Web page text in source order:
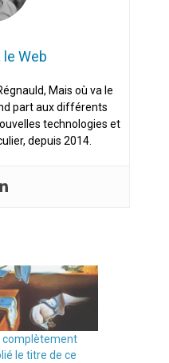
le Web
Mais où va le
part aux différents
technologies et
depuis 2014.
complètement
le titre de ce